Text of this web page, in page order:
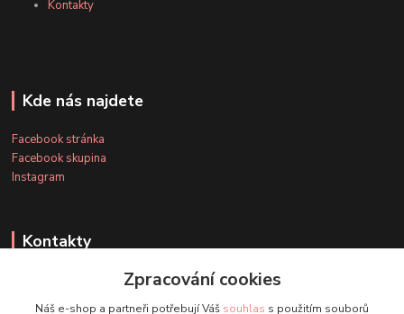
Kontakty
Kde nás najdete
Facebook stránka
Facebook skupina
Instagram
Kontakty
+420 607 163 127
Zpracování cookies
Náš e-shop a partneři potřebují Váš souhlas s použitím souborů